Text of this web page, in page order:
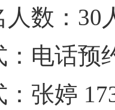
人数：30
：电话预
张婷